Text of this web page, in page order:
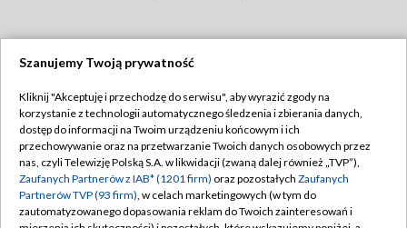
TVP
Abonament TVP
Emisja w TVP
Centrum informacji TVP
Regulamin TVP
Polityka prywatności
Moje zgody
Szanujemy Twoją prywatność
Kliknij "Akceptuję i przechodzę do serwisu", aby wyrazić zgody na
korzystanie z technologii automatycznego śledzenia i zbierania danych,
dostęp do informacji na Twoim urządzeniu końcowym i ich
przechowywanie oraz na przetwarzanie Twoich danych osobowych przez
nas, czyli Telewizję Polską S.A. w likwidacji (zwaną dalej również „TVP”),
Zaufanych Partnerów z IAB* (1201 firm) oraz pozostałych Zaufanych
Partnerów TVP (93 firm), w celach marketingowych (w tym do
zautomatyzowanego dopasowania reklam do Twoich zainteresowań i